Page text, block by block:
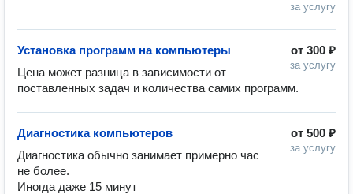
за услугу
от 300 ₽
за услугу
Установка программ на компьютеры
Цена может разница в зависимости от
поставленных задач и количества самих программ.
от 500 ₽
за услугу
Диагностика компьютеров
Диагностика обычно занимает примерно час
не более.
Иногда даже 15 минут